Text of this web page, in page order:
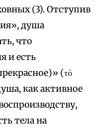
(3). Отступив
душа
что
и есть
(τό
как активное
тела на